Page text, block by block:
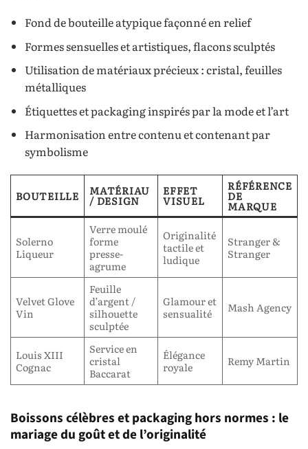
Fond de bouteille atypique façonné en relief
Formes sensuelles et artistiques, flacons sculptés
Utilisation de matériaux précieux : cristal, feuilles
métalliques
Étiquettes et packaging inspirés par la mode et l’art
Harmonisation entre contenu et contenant par
symbolisme
BOUTEILLE MATÉRIAU
/ DESIGN
EFFET
VISUEL
RÉFÉRENCE
DE
MARQUE
Solerno
Liqueur
Verre moulé
forme
presse-
agrume
Originalité
tactile et
ludique
Stranger &
Stranger
Velvet Glove
Vin
Feuille
d’argent /
silhouette
sculptée
Glamour et
sensualité
Mash Agency
Louis XIII
Cognac
Service en
cristal
Baccarat
Élégance
royale
Remy Martin
Boissons célèbres et packaging hors normes : le
mariage du goût et de l’originalité